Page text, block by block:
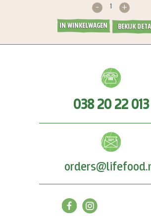
- +
IN WINKELWAGEN BEKIJK
038 20 22 013